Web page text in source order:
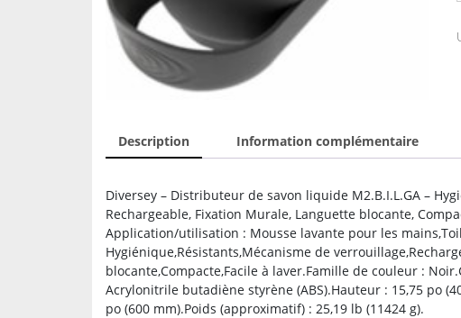
Description Information complémentaire
Diversey – Distributeur de savon liquide M2.B.I.L.GA –
Rechargeable, Fixation Murale, Languette blocante,
Application/utilisation : Mousse lavante pour les
Hygiénique,Résistants,Mécanisme de
blocante,Compacte,Facile à laver.Famille de couleur :
Acrylonitrile butadiène styrène (ABS).Hauteur : 15,75 po
po (600 mm).Poids (approximatif) : 25,19 lb (11424 g).